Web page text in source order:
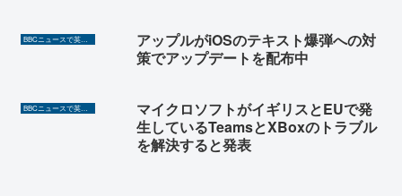
アップルがiOSのテキスト爆弾への対
策でアップデートを配布中
BBCニュースで英語を勉強しよう（TOEIC対策に！）
マイクロソフトがイギリスとEUで発
生しているTeamsとXBoxのトラブル
を解決すると発表